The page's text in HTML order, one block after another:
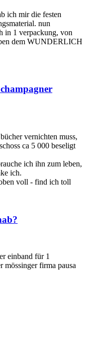
ich mir die festen
nun
in 1 verpackung, von
dem WUNDERLICH
vernichten muss,
ca 5 000 beseligt
ich ihn zum leben,
ich.
voll - find ich toll
einband für 1
mössinger firma pausa